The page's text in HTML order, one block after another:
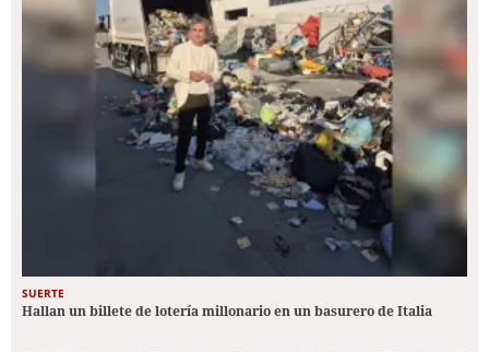
SUERTE
Hallan un billete de lotería millonario en un basurero de Italia